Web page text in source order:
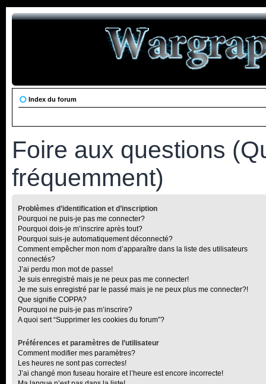
Index du forum
Foire aux questions
fréquemment)
Problèmes d’identification et d’inscription
Pourquoi ne puis-je pas me connecter?
Pourquoi dois-je m’inscrire après tout?
Pourquoi suis-je automatiquement déconnecté?
Comment empêcher mon nom d’apparaître dans la liste des utilisateurs
connectés?
J’ai perdu mon mot de passe!
Je suis enregistré mais je ne peux pas me connecter!
Je me suis enregistré par le passé mais je ne peux plus me connecter?!
Que signifie COPPA?
Pourquoi ne puis-je pas m’inscrire?
A quoi sert “Supprimer les cookies du forum”?
Préférences et paramètres de l’utilisateur
Comment modifier mes paramètres?
Les heures ne sont pas correctes!
J’ai changé mon fuseau horaire et l’heure est encore incorrecte!